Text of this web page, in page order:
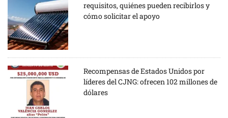
requisitos, quiénes pueden recibirlos y
cómo solicitar el apoyo
Recompensas de Estados Unidos por
líderes del CJNG: ofrecen 102 millones de
dólares